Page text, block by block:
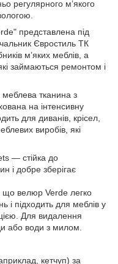
регулярного м’якого
представлена під
Євростиль ТК
м’яких меблів, а
займаються ремонтом і
тканина з
на інтенсивну
для диванів, крісел,
виробів, які
— стійка до
і добре зберігає
що велюр Verde легко
і підходить для меблів у
Для видалення
або води з милом.
кетчуп) за